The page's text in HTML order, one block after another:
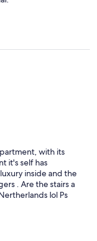
with its
it's self has
inside and the
. Are the stairs a
lol Ps
and would I